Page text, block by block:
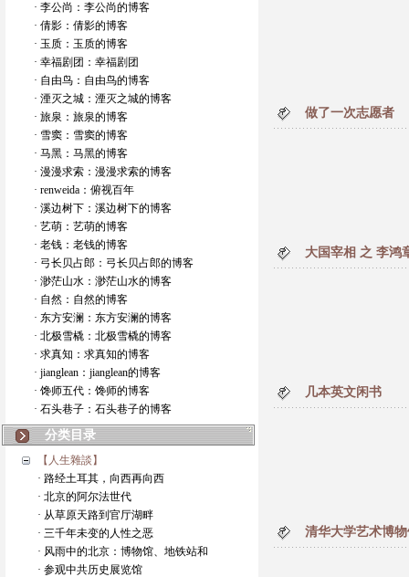
· 李公尚：李公尚的博客
· 倩影：倩影的博客
· 玉质：玉质的博客
· 幸福剧团：幸福剧团
· 自由鸟：自由鸟的博客
· 湮灭之城：湮灭之城的博客
· 旅泉：旅泉的博客
· 雪窦：雪窦的博客
· 马黑：马黑的博客
· 漫漫求索：漫漫求索的博客
· renweida：俯视百年
· 溪边树下：溪边树下的博客
· 艺萌：艺萌的博客
· 老钱：老钱的博客
· 弓长贝占郎：弓长贝占郎的博客
· 渺茫山水：渺茫山水的博客
· 自然：自然的博客
· 东方安澜：东方安澜的博客
· 北极雪橇：北极雪橇的博客
· 求真知：求真知的博客
· jianglean：jianglean的博客
· 馋师五代：馋师的博客
· 石头巷子：石头巷子的博客
分类目录
【人生雜談】
· 路经土耳其，向西再向西
· 北京的阿尔法世代
· 从草原天路到官厅湖畔
· 三千年未变的人性之恶
· 风雨中的北京：博物馆、地铁站和
· 参观中共历史展览馆
做了一次志愿者
大国宰相 之 李鸿
几本英文闲书
清华大学艺术博